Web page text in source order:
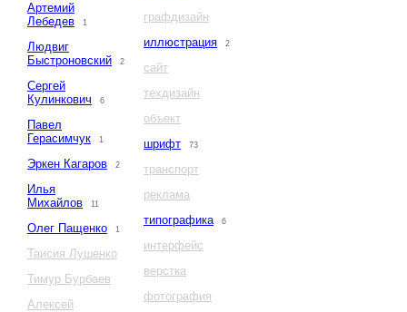
Артемий
Лебедев
1
Людвиг
Быстроновский
2
Сергей
Кулинкович
6
Павел
Герасимчук
1
Эркен Кагаров 2
Илья
Михайлов
11
Олег Пащенко 1
Таисия Лушенко
Тимур Бурбаев
Алексей
графдизайн
иллюстрация
2
сайт
техдизайн
объект
шрифт
73
транспорт
реклама
типографика
6
интерфейс
верстка
фотография